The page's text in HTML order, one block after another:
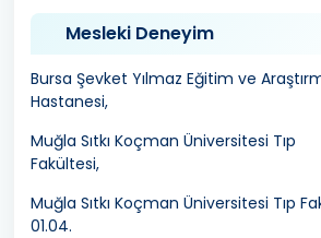
Mesleki Deneyim
Bursa Şevket Yılmaz Eğitim ve
Hastanesi,
Muğla Sıtkı Koçman Üniversitesi Tıp
Fakültesi,
Muğla Sıtkı Koçman Üniversitesi Tıp
01.04.